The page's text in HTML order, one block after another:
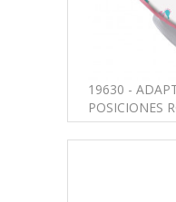
19630 -
POSICIONES